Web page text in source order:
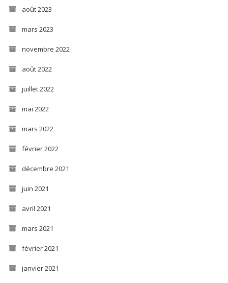
août 2023
mars 2023
novembre 2022
août 2022
juillet 2022
mai 2022
mars 2022
février 2022
décembre 2021
juin 2021
avril 2021
mars 2021
février 2021
janvier 2021